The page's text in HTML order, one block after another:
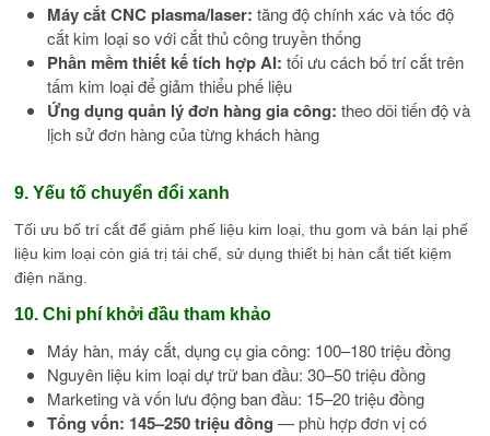
Máy cắt CNC plasma/laser: tăng độ chính xác và tốc độ
cắt kim loại so với cắt thủ công truyền thống
Phần mềm thiết kế tích hợp AI: tối ưu cách bố trí cắt trên
tấm kim loại để giảm thiểu phế liệu
Ứng dụng quản lý đơn hàng gia công: theo dõi tiến độ và
lịch sử đơn hàng của từng khách hàng
9. Yếu tố chuyển đổi xanh
Tối ưu bố trí cắt để giảm phế liệu kim loại, thu gom và bán lại phế
liệu kim loại còn giá trị tái chế, sử dụng thiết bị hàn cắt tiết kiệm
điện năng.
10. Chi phí khởi đầu tham khảo
Máy hàn, máy cắt, dụng cụ gia công: 100–180 triệu đồng
Nguyên liệu kim loại dự trữ ban đầu: 30–50 triệu đồng
Marketing và vốn lưu động ban đầu: 15–20 triệu đồng
Tổng vốn: 145–250 triệu đồng — phù hợp đơn vị có